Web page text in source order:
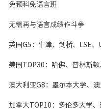
免预科免语言班
无需再与语言成绩作斗争
英国G5：牛津、剑桥、LSE、
美国TOP30：哈佛、普林斯顿
澳大利亚G8：墨尔本大学、
加拿大TOP10：多伦多大学、